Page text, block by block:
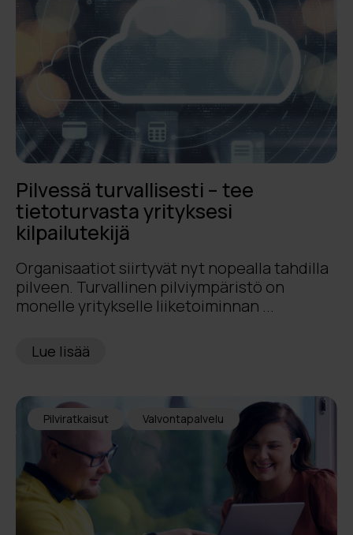
Pilvessä turvallisesti – tee
tietoturvasta yrityksesi
kilpailutekijä
Organisaatiot siirtyvät nyt nopealla tahdilla
pilveen. Turvallinen pilviympäristö on
monelle yritykselle liiketoiminnan ...
Lue lisää
Pilviratkaisut Valvontapalvelu